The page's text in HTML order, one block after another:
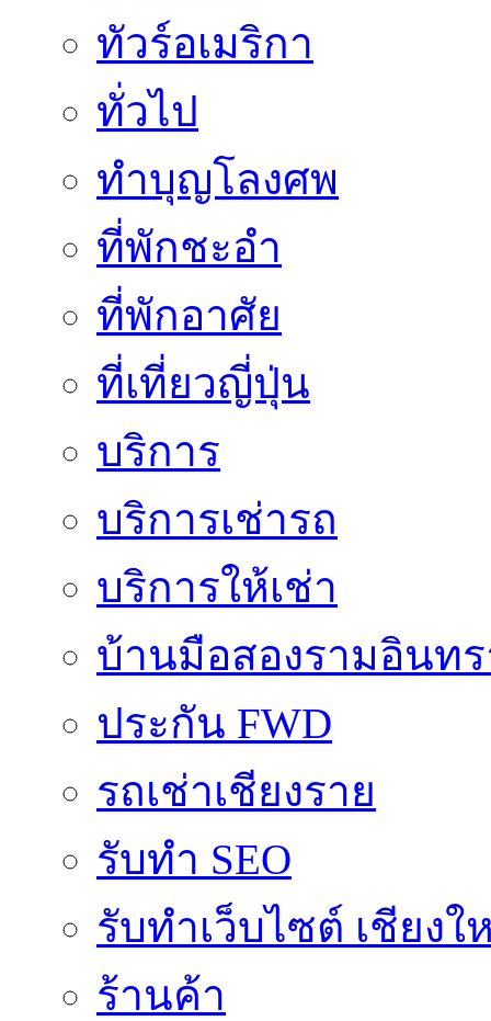
ทัวร์อเมริกา
ทั่วไป
ทำบุญโลงศพ
ที่พักชะอำ
ที่พักอาศัย
ที่เที่ยวญี่ปุ่น
บริการ
บริการเช่ารถ
บริการให้เช่า
บ้านมือสองรามอินท
ประกัน FWD
รถเช่าเชียงราย
รับทำ SEO
รับทำเว็บไซต์ เชียงใ
ร้านค้า